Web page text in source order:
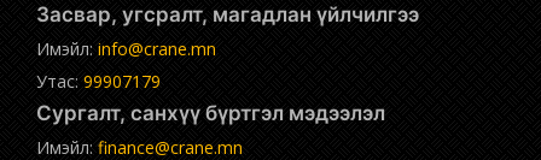
Засвар, угсралт, магадлан үйлчилгээ
Имэйл: info@crane.mn
Утас: 99907179
Сургалт, санхүү бүртгэл мэдээлэл
Имэйл: finance@crane.mn